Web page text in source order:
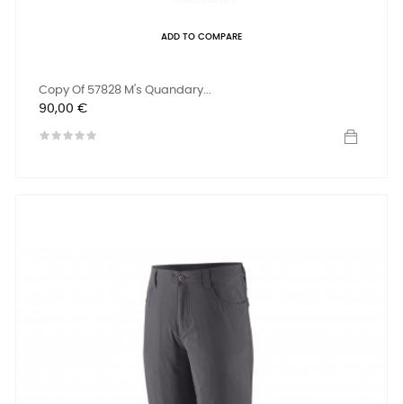
ADD TO COMPARE
Copy Of 57828 M's Quandary...
Preis
90,00 €